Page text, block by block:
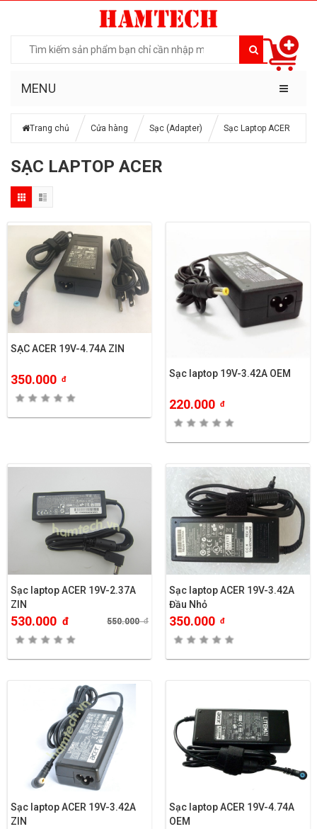
MENU
Trang chủ Cửa hàng Sạc (Adapter) Sạc Laptop ACER
SẠC LAPTOP ACER
SẠC ACER 19V-4.74A ZIN
350.000 đ
Sạc laptop 19V-3.42A OEM
220.000 đ
Sạc laptop ACER 19V-2.37A
ZIN
530.000 đ 550.000đ
Sạc laptop ACER 19V-3.42A
Đầu Nhỏ
350.000 đ
Sạc laptop ACER 19V-3.42A
ZIN
Sạc laptop ACER 19V-4.74A
OEM